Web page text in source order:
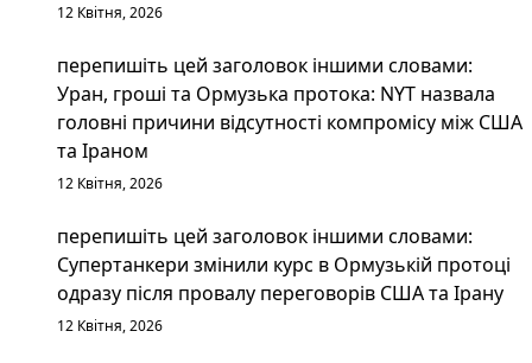
12 Квітня, 2026
перепишіть цей заголовок іншими словами:
Уран, гроші та Ормузька протока: NYT назвала
головні причини відсутності компромісу між США
та Іраном
12 Квітня, 2026
перепишіть цей заголовок іншими словами:
Супертанкери змінили курс в Ормузькій протоці
одразу після провалу переговорів США та Ірану
12 Квітня, 2026